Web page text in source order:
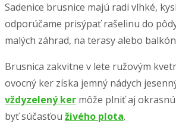
Sadenice brusnice majú radi vlhké,
odporúčame prisýpať rašelinu do
malých záhrad, na terasy alebo
Brusnica zakvitne v lete ružovým
ovocný ker získa jemný nádych
vždyzelený ker môže plniť aj
byť súčasťou živého plota.